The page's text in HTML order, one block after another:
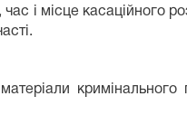
і місце касаційного